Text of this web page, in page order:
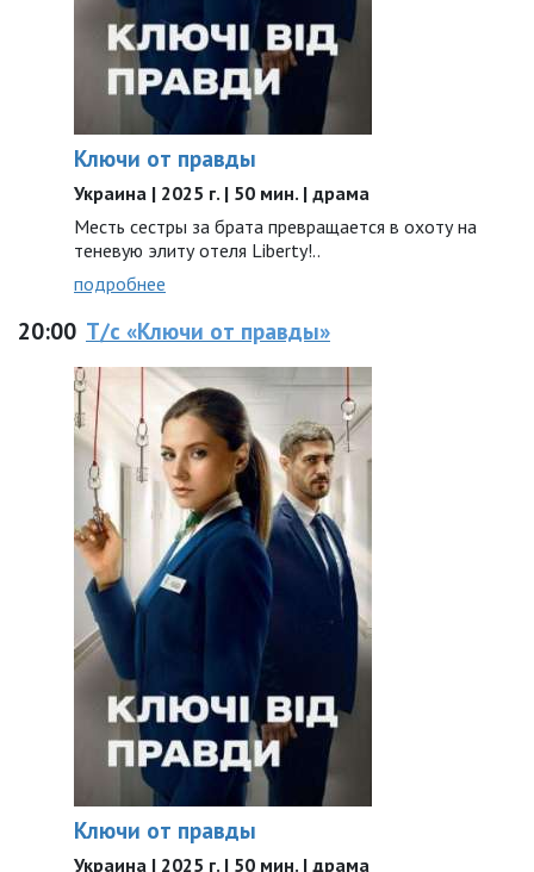
Ключи от правды
Украина | 2025 г. | 50 мин. | драма
Месть сестры за брата превращается в охоту на
теневую элиту отеля Liberty!..
подробнее
20:00 Т/с «Ключи от правды»
Ключи от правды
Украина | 2025 г. | 50 мин. | драма